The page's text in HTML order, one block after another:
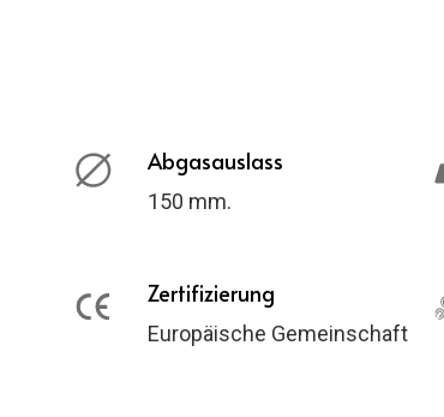
Abgasauslass
150 mm.
Zertifizierung
Europäische Gemeinschaft